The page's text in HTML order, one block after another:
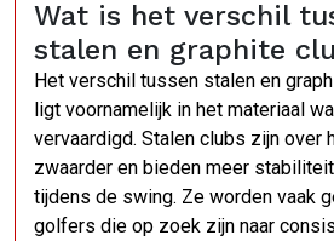
Wat is het verschil
stalen en graphite
Het verschil tussen stalen en
ligt voornamelijk in het materiaal
vervaardigd. Stalen clubs zijn over
zwaarder en bieden meer
tijdens de swing. Ze worden vaak
golfers die op zoek zijn naar